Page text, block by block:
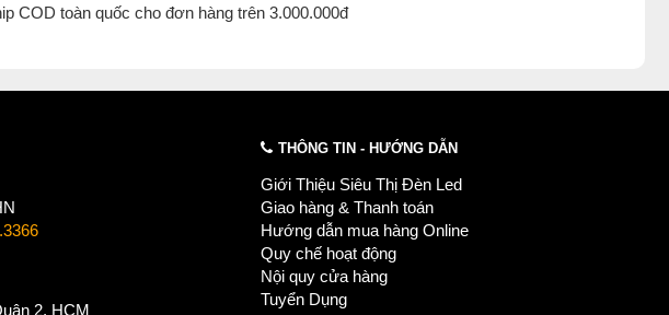
COD toàn quốc cho đơn hàng trên 3.000.000đ
2, HCM
THÔNG TIN - HƯỚNG DẪN
Giới Thiệu Siêu Thị Đèn Led
Giao hàng & Thanh toán
Hướng dẫn mua hàng Online
Quy chế hoạt động
Nội quy cửa hàng
Tuyển Dụng